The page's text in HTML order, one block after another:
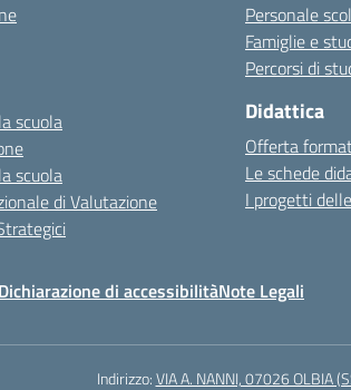
scuola
scuola
di Valutazione
Personale
Famiglie e
Percorsi di
Didattica
Offerta
Le schede
I progetti
Dichiarazione di accessibilitàNote Legali
Indirizzo:VIA A. NANNI, 07026 OLBIA